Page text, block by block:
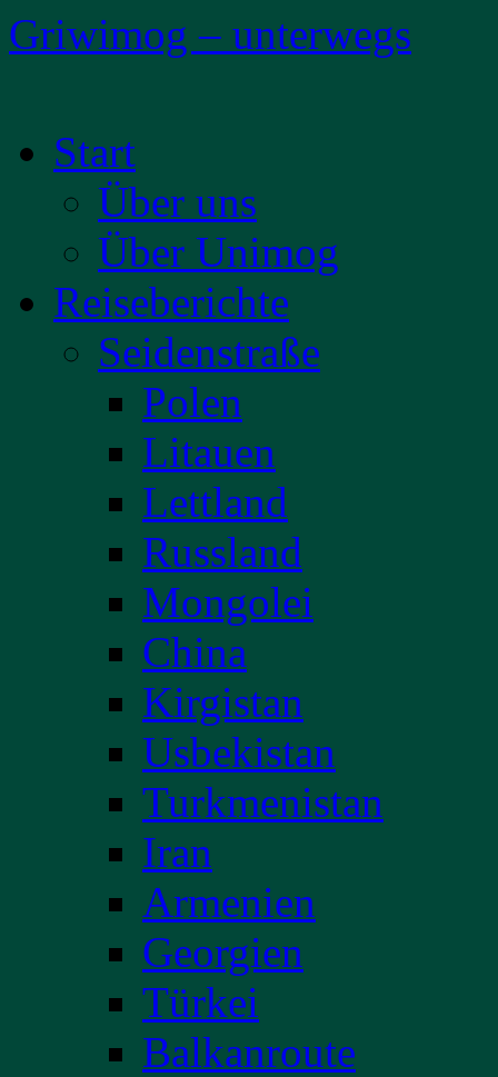
Griwimog – unterwegs
Inhalt
springenStart
Über uns
Über Unimog
Reiseberichte
Seidenstraße
Polen
Litauen
Lettland
Russland
Mongolei
China
Kirgistan
Usbekistan
Turkmenistan
Iran
Armenien
Georgien
Türkei
Balkanroute